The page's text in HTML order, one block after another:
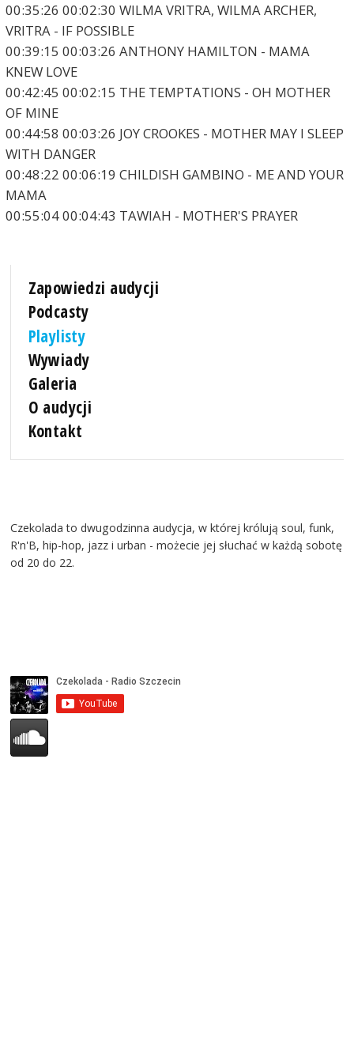
00:35:26 00:02:30 WILMA VRITRA, WILMA ARCHER,
VRITRA - IF POSSIBLE
00:39:15 00:03:26 ANTHONY HAMILTON - MAMA
KNEW LOVE
00:42:45 00:02:15 THE TEMPTATIONS - OH MOTHER
OF MINE
00:44:58 00:03:26 JOY CROOKES - MOTHER MAY I SLEEP
WITH DANGER
00:48:22 00:06:19 CHILDISH GAMBINO - ME AND YOUR
MAMA
00:55:04 00:04:43 TAWIAH - MOTHER'S PRAYER
Zapowiedzi audycji
Podcasty
Playlisty
Wywiady
Galeria
O audycji
Kontakt
Czekolada to dwugodzinna audycja, w której królują soul, funk,
R'n'B, hip-hop, jazz i urban - możecie jej słuchać w każdą sobotę
od 20 do 22.